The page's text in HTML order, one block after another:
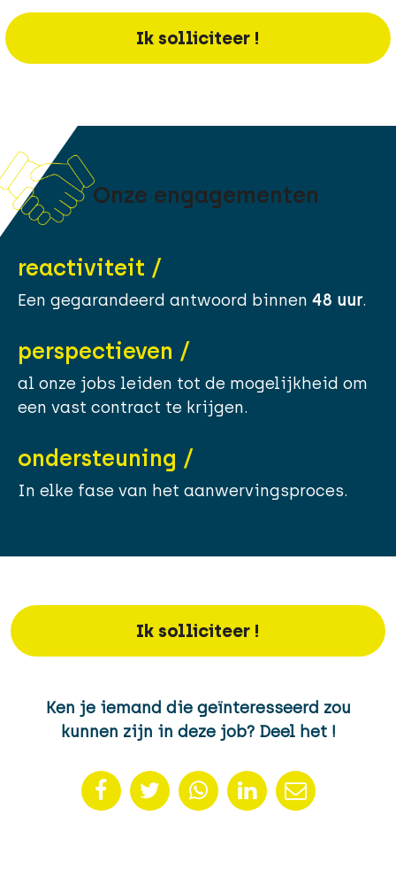
Ik solliciteer !
Onze engagementen
reactiviteit /
Een gegarandeerd antwoord binnen48 uur.
perspectieven /
al onze jobs leiden tot de mogelijkheid om
een vast contract te krijgen.
ondersteuning /
In elke fase van het aanwervingsproces.
Ik solliciteer !
Ken je iemand die geïnteresseerd zou
kunnen zijn in deze job? Deel het !